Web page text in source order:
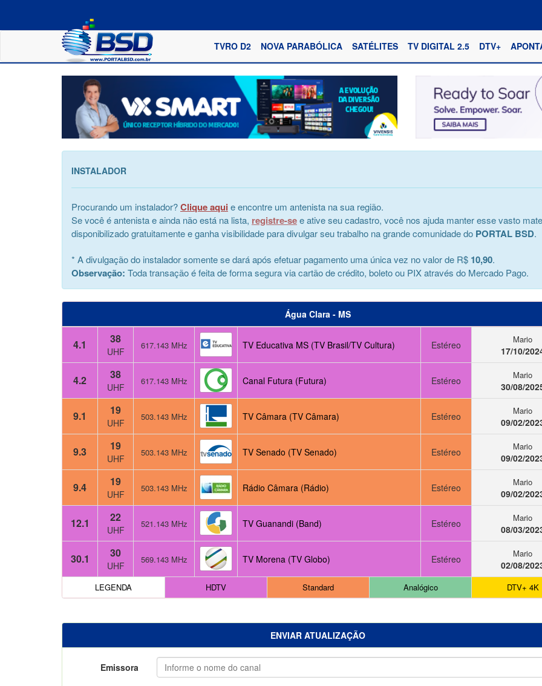
TVRO D2 NOVA PARABÓLICA SATÉLITES TV DIGITAL 2.5 DTV+
INSTALADOR
Procurando um instalador?Clique aqui e encontre um antenista na sua região.
Se você é antenista e ainda não está na lista, registre-see ative seu cadastro, você nos ajuda manter esse vasto
disponibilizado gratuitamente e ganha visibilidade para divulgar seu trabalho na grande comunidade do PORTAL BSD.
* A divulgação do instalador somente se dará após efetuar pagamento uma única vez no valor de R$ 10,90.
Observação: Toda transação é feita de forma segura via cartão de crédito, boleto ou PIX através do Mercado Pago.
Água Clara - MS
4.1 38
UHF
617.143 MHz TV Educativa MS (TV Brasil/TV Cultura) Estéreo Mario
17/10/
4.2 38
UHF
617.143 MHz Canal Futura (Futura) Estéreo Mario
30/08/
9.1 19
UHF
503.143 MHz TV Câmara (TV Câmara) Estéreo Mario
09/02/
9.3 19
UHF
503.143 MHz TV Senado (TV Senado) Estéreo Mario
09/02/
9.4 19
UHF
503.143 MHz Rádio Câmara (Rádio) Estéreo Mario
09/02/
12.1 22
UHF
521.143 MHz TV Guanandi (Band) Estéreo Mario
08/03/
30.1 30
UHF
569.143 MHz TV Morena (TV Globo) Estéreo Mario
02/08/
LEGENDA HDTV Standard Analógico DTV+ 4K
ENVIAR ATUALIZAÇÃO
Emissora